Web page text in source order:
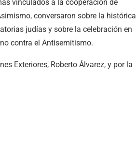
vinculados a la cooperación de
conversaron sobre la histórica
judías y sobre la celebración en
contra el Antisemitismo.
Exteriores, Roberto Álvarez, y por la